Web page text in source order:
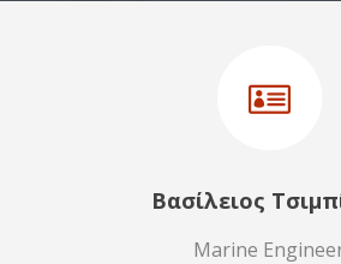
Βασίλειος
Marine